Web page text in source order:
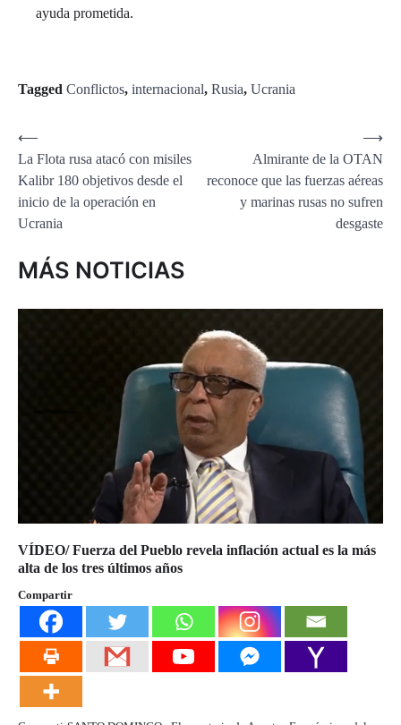
ayuda prometida.
Tagged Conflictos, internacional, Rusia, Ucrania
Navegación
de
entradas
⟵
La Flota rusa atacó con misiles
Kalibr 180 objetivos desde el
inicio de la operación en
Ucrania
Almirante de la OTAN
reconoce que las fuerzas aéreas
y marinas rusas no sufren
desgaste
⟶
MÁS NOTICIAS
VÍDEO/ Fuerza del Pueblo revela inflación actual es la más
alta de los tres últimos años
Compartir